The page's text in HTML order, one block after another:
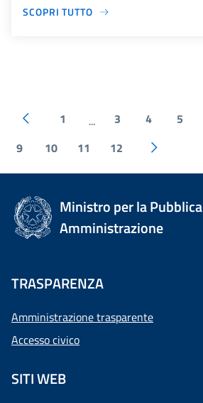
SCOPRI TUTTO
1 ... 3 4 5
9
10 11 12
Ministro per la Pubblica
Amministrazione
TRASPARENZA
Amministrazione trasparente
Accesso civico
SITI WEB